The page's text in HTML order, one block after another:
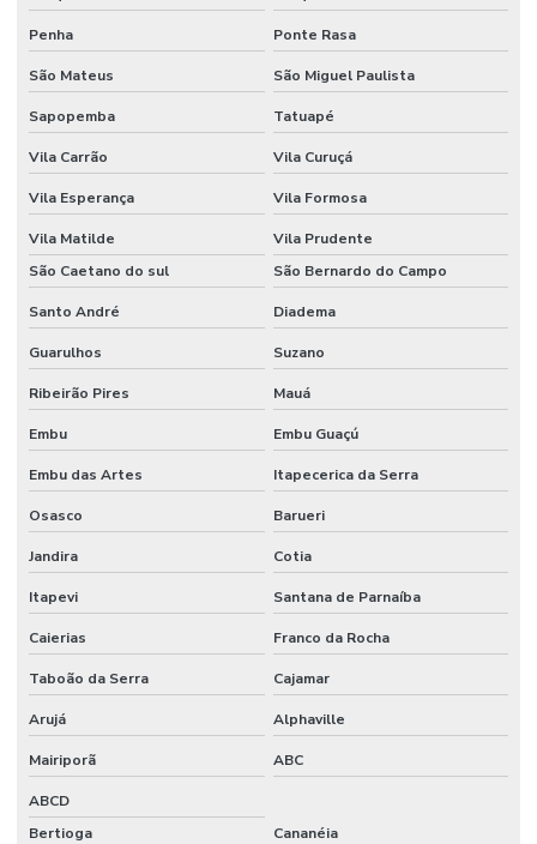
Penha Ponte Rasa
São Mateus São Miguel Paulista
Sapopemba Tatuapé
Vila Carrão Vila Curuçá
Vila Esperança Vila Formosa
Vila Matilde
Vila Prudente
São Caetano do sul
São Bernardo do Campo
Santo André Diadema
Guarulhos Suzano
Ribeirão Pires Mauá
Embu Embu Guaçú
Embu das Artes Itapecerica da Serra
Osasco Barueri
Jandira Cotia
Itapevi Santana de Parnaíba
Caierias Franco da Rocha
Taboão da Serra Cajamar
Arujá Alphaville
Mairiporã ABC
ABCD
Bertioga
Cananéia